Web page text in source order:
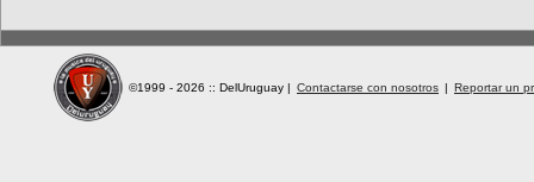
©1999 - 2026 :: DelUruguay | Contactarse con nosotros | Reportar un